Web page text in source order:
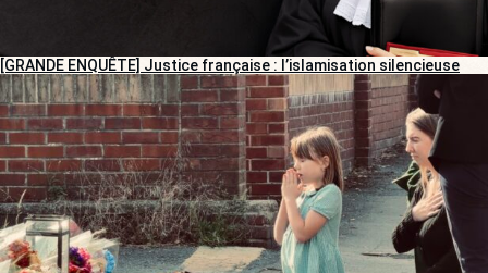
[GRANDE ENQUÊTE] Justice française : l’islamisation silencieuse